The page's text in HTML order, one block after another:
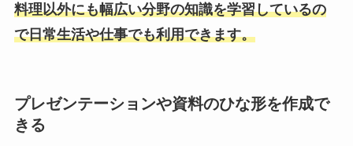
料理以外にも幅広い分野の知識を学習しているの
で日常生活や仕事でも利用できます。
プレゼンテーションや資料のひな形を作成で
きる